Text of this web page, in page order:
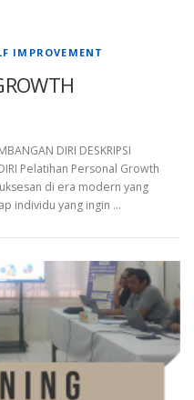
IMPROVEMENT
DIRI DESKRIPSI
Pelatihan Personal Growth
di era modern yang
individu yang ingin …